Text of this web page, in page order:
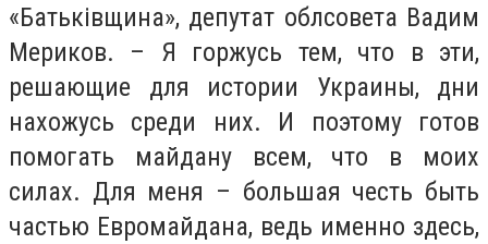
«Батьківщина», депутат облсовета Вадим
Мериков. – Я горжусь тем, что в эти,
решающие для истории Украины, дни
нахожусь среди них. И поэтому готов
помогать майдану всем, что в моих
силах. Для меня – большая честь быть
частью Евромайдана, ведь именно здесь,